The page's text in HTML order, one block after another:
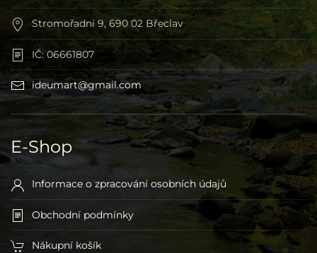
Stromořadní 9, 690 02 Břeclav
IČ: 06661807
ideumart@gmail.com
E-Shop
Informace o zpracování osobních údajů
Obchodní podmínky
Nákupní košík